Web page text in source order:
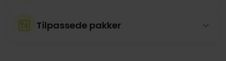
Tilpassede pakker